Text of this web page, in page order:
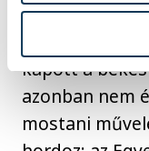
Venezuela
Maduro több
kapott a
azonban nem
mostani